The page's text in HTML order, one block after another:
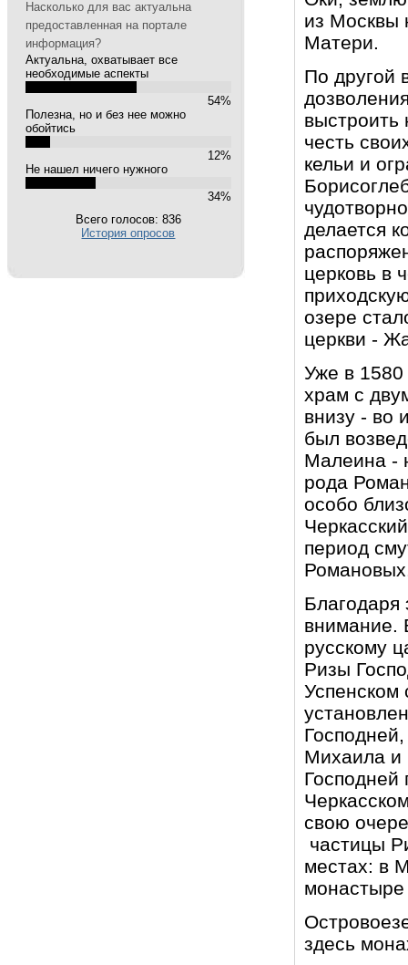
Насколько для вас актуальна
предоставленная на портале
информация?
Актуальна, охватывает все
необходимые аспекты
54%
Полезна, но и без нее можно
обойтись
12%
Не нашел ничего нужного
34%
Всего голосов: 836
История опросов
из Москвы
Матери.
По другой
выстроить
честь
кельи и
делается
церковь в
озере
церкви -
Уже в 1580
храм с
внизу - во
был
Малеина -
рода
особо
период
внимание.
русскому
Ризы
Успенском
Михаила и
Господней
свою
частицы
местах: в
монастыре
здесь